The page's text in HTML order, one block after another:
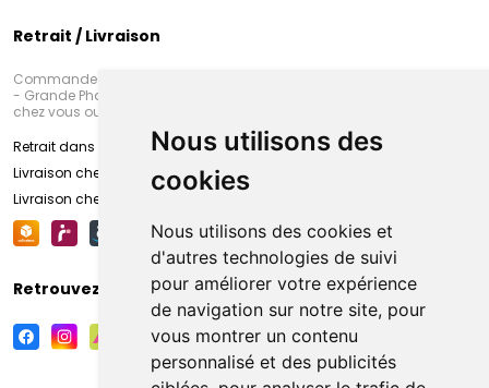
Nous utilisons des
cookies
Nous utilisons des cookies et
d'autres technologies de suivi
pour améliorer votre expérience
de navigation sur notre site, pour
vous montrer un contenu
personnalisé et des publicités
Retrait / Livraison
Commandez en ligne et venez chercher votre commande à Amiens
- Grande Pharmacie d’Amiens (Fachon) ou recevez-là rapidement
chez vous ou en point retrait
Retrait dans la pharmacie d’Amiens
Livraison chez vous
Livraison chez votre commerçant
Retrouvez-nous sur vos réseaux sociaux